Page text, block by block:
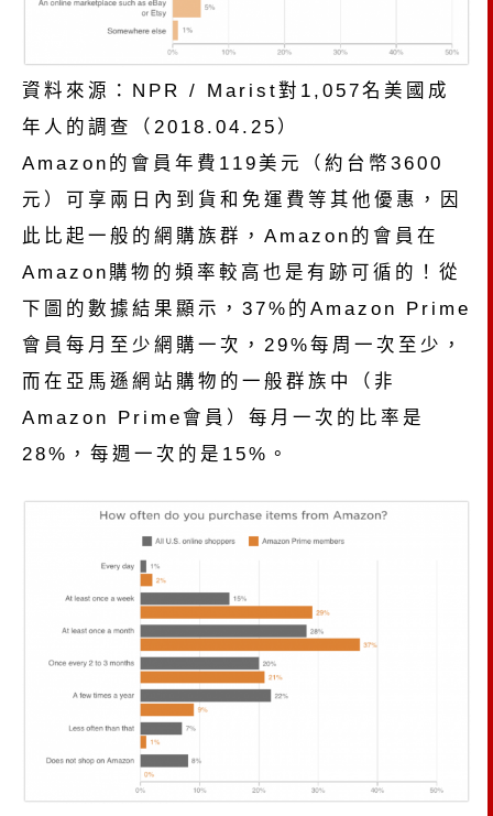
資料來源：NPR / Marist對1,057名美國成
年人的調查（2018.04.25）
Amazon的會員年費119美元（約台幣3600
元）可享兩日內到貨和免運費等其他優惠，因
此比起一般的網購族群，Amazon的會員在
Amazon購物的頻率較高也是有跡可循的！從
下圖的數據結果顯示，37%的Amazon Prime
會員每月至少網購一次，29%每周一次至少，
而在亞馬遜網站購物的一般群族中（非
Amazon Prime會員）每月一次的比率是
28%，每週一次的是15%。